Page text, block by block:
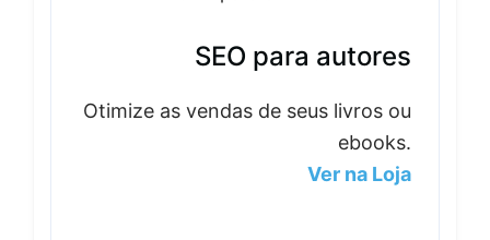
SEO para autores
Otimize as vendas de seus livros ou
ebooks.
Ver na Loja